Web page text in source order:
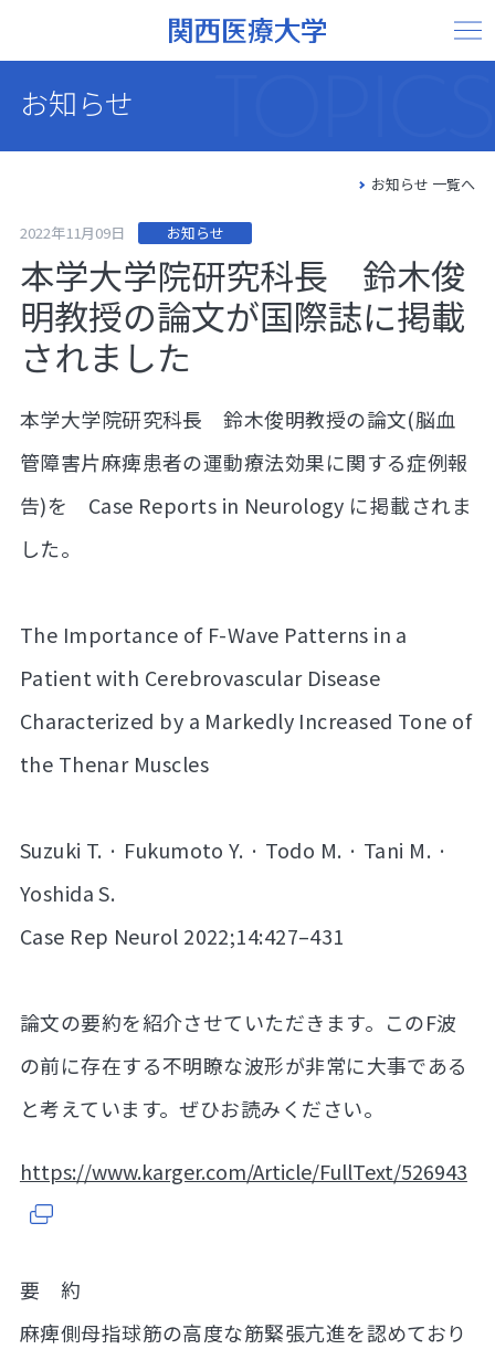
お知らせ
お知らせ 一覧へ
2022年11月09日 お知らせ
本学大学院研究科長 鈴木俊
明教授の論文が国際誌に掲載
されました
本学大学院研究科長 鈴木俊明教授の論文(脳血
管障害片麻痺患者の運動療法効果に関する症例報
告)を Case Reports in Neurology に掲載されま
した。
The Importance of F-Wave Patterns in a
Patient with Cerebrovascular Disease
Characterized by a Markedly Increased Tone of
the Thenar Muscles
Suzuki T. · Fukumoto Y. · Todo M. · Tani M. ·
Yoshida S.
Case Rep Neurol 2022;14:427–431
論文の要約を紹介させていただきます。このF波
の前に存在する不明瞭な波形が非常に大事である
と考えています。ぜひお読みください。
https://www.karger.com/Article/FullText/526943
要 約
麻痺側母指球筋の高度な筋緊張亢進を認めており